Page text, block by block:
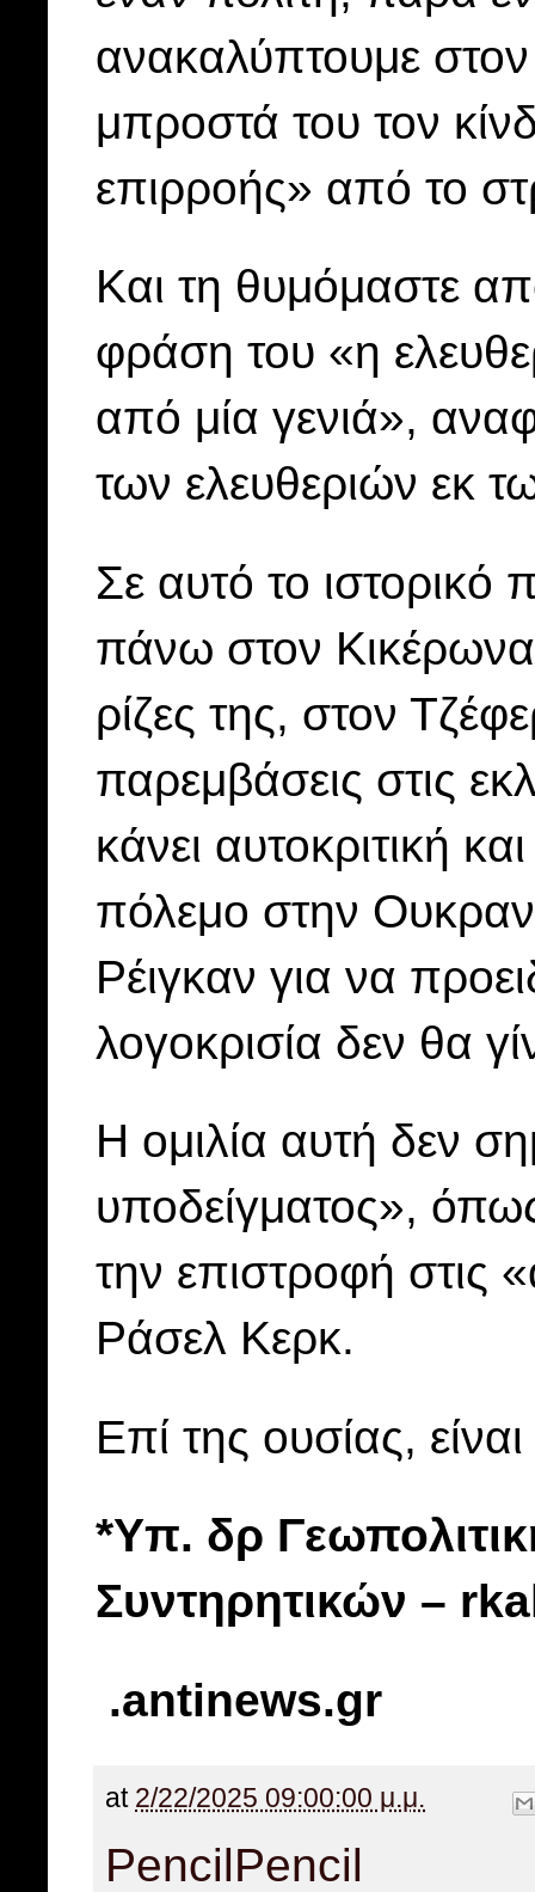
ανακαλύπτουμε
μπροστά του τον
επιρροής» από το
Και τη θυμόμαστε
φράση του «η
από μία γενιά»,
των ελευθεριών εκ
Σε αυτό το
πάνω στον Κικέρωνα
ρίζες της, στον
παρεμβάσεις στις
κάνει αυτοκριτική
πόλεμο στην
Ρέιγκαν για να
λογοκρισία δεν θα
Η ομιλία αυτή δεν
υποδείγματος»,
την επιστροφή στις
Ράσελ Κερκ.
Επί της ουσίας,
*Υπ. δρ
Συντηρητικών –
.antinews.gr
at 2/22/2025 09:00:00 μ.μ.
PencilPencil